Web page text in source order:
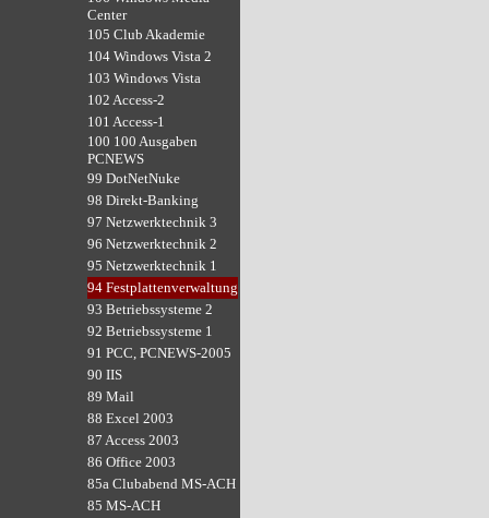
Center
105 Club Akademie
104 Windows Vista 2
103 Windows Vista
102 Access-2
101 Access-1
100 100 Ausgaben
PCNEWS
99 DotNetNuke
98 Direkt-Banking
97 Netzwerktechnik 3
96 Netzwerktechnik 2
95 Netzwerktechnik 1
94 Festplattenverwaltung
93 Betriebssysteme 2
92 Betriebssysteme 1
91 PCC, PCNEWS-2005
90 IIS
89 Mail
88 Excel 2003
87 Access 2003
86 Office 2003
85a Clubabend MS-ACH
85 MS-ACH